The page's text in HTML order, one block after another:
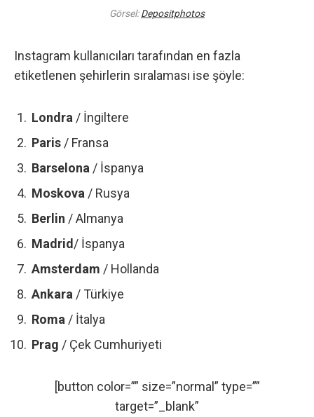
Görsel:Depositphotos
Instagram kullanıcıları tarafından en fazla
etiketlenen şehirlerin sıralaması ise şöyle:
Londra / İngiltere
Paris / Fransa
Barselona / İspanya
Moskova / Rusya
Berlin / Almanya
Madrid / İspanya
Amsterdam / Hollanda
Ankara / Türkiye
Roma / İtalya
Prag / Çek Cumhuriyeti
[button color=”” size=”normal” type=””
target=”_blank”